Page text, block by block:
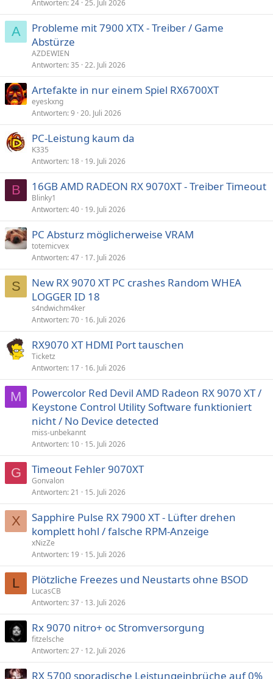
Antworten 24 25. Juli 2026
A
Probleme mit 7900 XTX - Treiber / Game
Abstürze
AZDEWIEN
Antworten 35 22. Juli 2026
Artefakte in nur einem Spiel RX6700XT
eyeskxng
Antworten 9 20. Juli 2026
PC-Leistung kaum da
K335
Antworten 18 19. Juli 2026
B 16GB AMD RADEON RX 9070XT - Treiber Timeout
Blinky1
Antworten 40 19. Juli 2026
PC Absturz möglicherweise VRAM
totemicvex
Antworten 47 17. Juli 2026
S
New RX 9070 XT PC crashes Random WHEA
LOGGER ID 18
s4ndwichm4ker
Antworten 70 16. Juli 2026
RX9070 XT HDMI Port tauschen
Ticketz
Antworten 17 16. Juli 2026
M
Powercolor Red Devil AMD Radeon RX 9070 XT /
Keystone Control Utility Software funktioniert
nicht / No Device detected
miss-unbekannt
Antworten 10 15. Juli 2026
G Timeout Fehler 9070XT
Gonvalon
Antworten 21 15. Juli 2026
X
Sapphire Pulse RX 7900 XT - Lüfter drehen
komplett hohl / falsche RPM-Anzeige
xNizZe
Antworten 19 15. Juli 2026
L Plötzliche Freezes und Neustarts ohne BSOD
LucasCB
Antworten 37 13. Juli 2026
Rx 9070 nitro+ oc Stromversorgung
fitzelsche
Antworten 27 12. Juli 2026
RX 5700 sporadische Leistungeinbrüche auf 0%